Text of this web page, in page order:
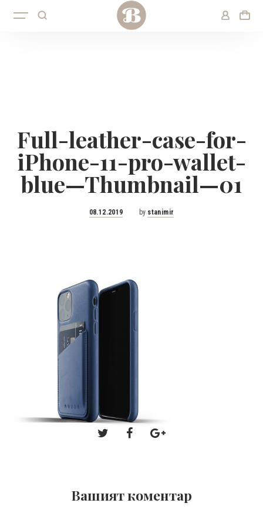
Full-leather-case-for-
iPhone-11-pro-wallet-
blue—Thumbnail—01
Posted
08.12.2019 by stanimir
Вашият коментар